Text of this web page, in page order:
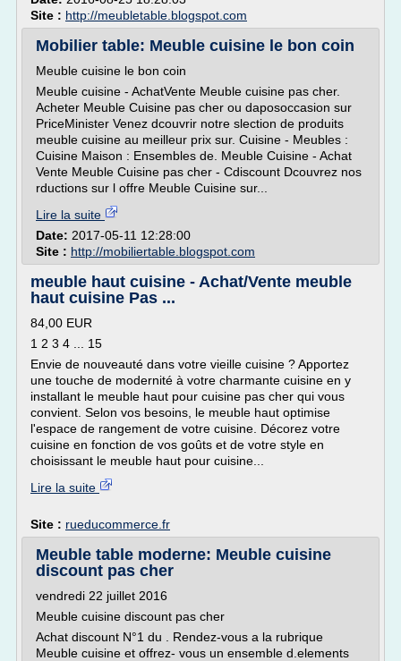
Site : http://meubletable.blogspot.com
Mobilier table: Meuble cuisine le bon coin
Meuble cuisine le bon coin
Meuble cuisine - AchatVente Meuble cuisine pas cher.
Acheter Meuble Cuisine pas cher ou daposoccasion sur
PriceMinister Venez dcouvrir notre slection de produits
meuble cuisine au meilleur prix sur. Cuisine - Meubles :
Cuisine Maison : Ensembles de. Meuble Cuisine - Achat
Vente Meuble Cuisine pas cher - Cdiscount Dcouvrez nos
rductions sur l offre Meuble Cuisine sur...
Lire la suite
Date: 2017-05-11 12:28:00
Site : http://mobiliertable.blogspot.com
meuble haut cuisine - Achat/Vente meuble
haut cuisine Pas ...
84,00 EUR
1 2 3 4 ... 15
Envie de nouveauté dans votre vieille cuisine ? Apportez
une touche de modernité à votre charmante cuisine en y
installant le meuble haut pour cuisine pas cher qui vous
convient. Selon vos besoins, le meuble haut optimise
l'espace de rangement de votre cuisine. Décorez votre
cuisine en fonction de vos goûts et de votre style en
choisissant le meuble haut pour cuisine...
Lire la suite
Site : rueducommerce.fr
Meuble table moderne: Meuble cuisine
discount pas cher
vendredi 22 juillet 2016
Meuble cuisine discount pas cher
Achat discount N°1 du . Rendez-vous a la rubrique
Meuble cuisine et offrez- vous un ensemble d.elements